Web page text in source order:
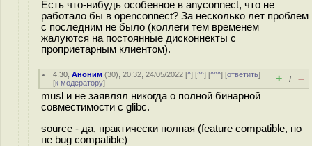
Есть что-нибудь особенное в anyconnect, что не
работало бы в openconnect? За несколько лет проблем
с последним не было (коллеги тем временем
жалуются на постоянные дисконнекты с
проприетарным клиентом).
4.30 ,Аноним (30), 20:32, 24/05/2022 [^] [^^] [^^^] [ответить]
[к модератору] + / –
musl и не заявлял никогда о полной бинарной
совместимости с glibc.
source - да, практически полная (feature compatible, но
не bug compatible)